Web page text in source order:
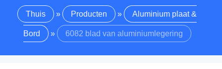
Thuis » Producten » Aluminium plaat &
Bord » 6082 blad van aluminiumlegering